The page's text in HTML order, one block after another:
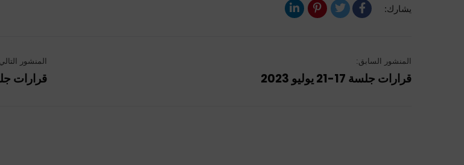
يشارك:
المنشور السابق:
قرارات جلسة 17-21 يوليو 2023
المنشور
قرارات جلسة 21-29